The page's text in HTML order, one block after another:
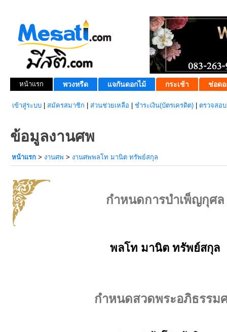
หน้าแรก พวงหรีด แจกันดอกไม้ กระเช้า ช่อดอ
เข้าสู่ระบบ สมัครสมาชิก ส่วนช่วยเหลือ ชำระเงิน(บัตรเครดิต) ตรวจสอ
ข้อมูลงานศพ
หน้าแรก > งานศพ > งานศพพลโท มานิต ทรัพย์สกุล
กำหนดการบำเพ็ญกุศล
พลโท มานิต ทรัพย์สกุล
กำหนดสวดพระอภิธรรม